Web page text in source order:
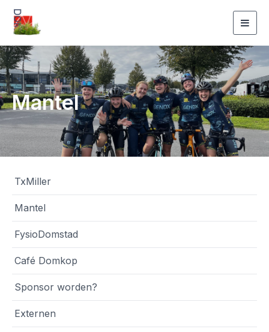
Mantel
TxMiller
Mantel
FysioDomstad
Café Domkop
Sponsor worden?
Externen